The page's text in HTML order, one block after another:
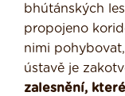
bhútánských
propojeno
nimi
ústavě je
zalesnění,